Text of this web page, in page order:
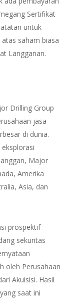
Sertifikat
untuk
saham biasa
Langganan.
Drilling Group
jasa
di dunia.
Major
Amerika
Asia, dan
prospektif
sekuritas
oleh Perusahaan
Akuisisi. Hasil
saat ini